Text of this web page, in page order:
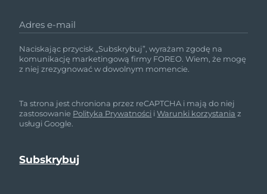
Adres e-mail
Naciskając przycisk „Subskrybuj”, wyrażam zgodę na
komunikację marketingową firmy FOREO. Wiem, że mogę
z niej zrezygnować w dowolnym momencie.
Ta strona jest chroniona przez reCAPTCHA i mają do niej
zastosowanie Polityka Prywatności iWarunki korzystania z
usługi Google.